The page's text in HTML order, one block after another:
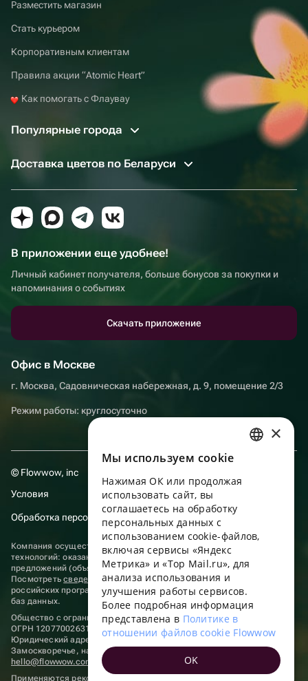
Разместить магазин
Стать курьером
Корпоративным клиентам
Правила акции “Atomic Heart”
Как помогать с Флаувау
Популярные города
Доставка цветов по Беларуси
В приложении еще удобнее!
Личный кабинет получателя, больше бонусов за покупки и
напоминания о событиях
Скачать приложение
Офис в Москве
г. Москва, Садовническая набережная, д. 9, помещение 2/3
Режим работы: круглосуточно
© Flowwow, inc
Условия
Обработка персональных данных
Компания осуществляет деятельность в области информационных
технологий: оказание услуг в сети “Интернет” по размещению
предложений (объявлений) продавцов о реализации товаров.
Посмотретьсведения о программах, включенных в реестр
российских программ для электронных вычислительных машин и
баз данных.
Общество с ограниченной ответственностью «ФЛАУВАУ»
ОГРН 1207700263198, ИНН 9702020445
Юридический адрес: г. Москва, вн.тер. г. Муниципальный округ
Замоскворечье, наб. Садовническая, д. 9, помещ. 2/3.
hello@flowwow.com
8 800 555-16-15
Применяютсярекомендательные технологии
ENGLISH
UKRAINIAN
PORTUGUESE
FRENCH
TURKISH
×
Мы используем сookie
Нажимая ОК или продолжая
использовать сайт, вы
соглашаетесь на обработку
персональных данных с
использованием cookie-файлов,
включая сервисы «Яндекс
Метрика» и «Top Mail.ru», для
анализа использования и
улучшения работы сервисов.
Более подробная информация
представлена в Политике в
отношении файлов cookie Flowwow
OK